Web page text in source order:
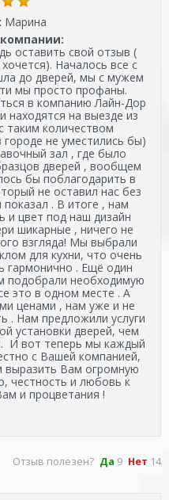
Марина
оставить свой отзыв (
Началось все с
до дверей, мы с мужем
мы просто профаны.
в компанию Лайн-Дор
на выезде из
таким количеством
не уместились бы)
зал , где было
дверей , вообщем
бы поблагодарить в
не оставил нас без
показал . В итоге , нам
и цвет под наш дизайн
шикарные , ничего не
взгляда! Мы выбрали
для кухни, что очень
гармонично . Ещё один
подобрали необходимую
это в одном месте . А
ценами , нам уже и не
. Нам предложили услуги
установки дверей, чем
И вот теперь мы каждый
с Вашей компанией,
выразить Вам огромную
честность и любовь к
и процветания !
Отзыв полезен? Да 9 Нет 14